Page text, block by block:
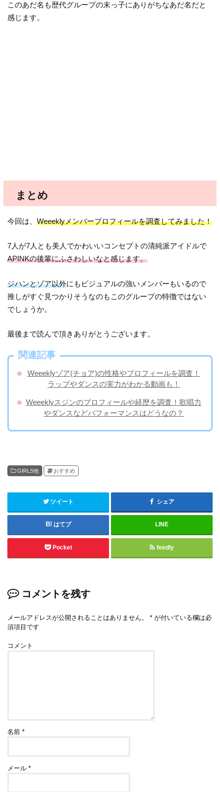
このあだ名も歴代グループの末っ子にありがちなあだ名だと
感じます。
まとめ
今回は、Weeeklyメンバープロフィールを調査してみました！
7人が7人とも美人でかわいいコンセプトの清純派アイドルで
APINKの後輩にふさわしいなと感じます。
ジハンとゾア以外にもビジュアルの強いメンバーもいるので
推しがすぐ見つかりそうなのもこのグループの特徴ではない
でしょうか。
最後まで読んで頂きありがとうございます。
関連記事
Weeeklyゾア(チョア)の性格やプロフィールを調査！
ラップやダンスの実力がわかる動画も！
Weeeklyスジンのプロフィールや経歴を調査！歌唱力
やダンスなどパフォーマンスはどうなの？
GIRLS他 おすすめ
ツイート シェア
はてブ LINE
Pocket feedly
コメントを残す
メールアドレスが公開されることはありません。 * が付いている欄は必
須項目です
コメント
名前*
メール*